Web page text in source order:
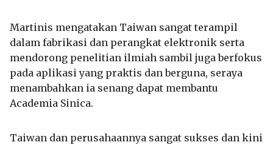
Martinis mengatakan Taiwan sangat terampil
dalam fabrikasi dan perangkat elektronik serta
mendorong penelitian ilmiah sambil juga berfokus
pada aplikasi yang praktis dan berguna, seraya
menambahkan ia senang dapat membantu
Academia Sinica.
Taiwan dan perusahaannya sangat sukses dan kini